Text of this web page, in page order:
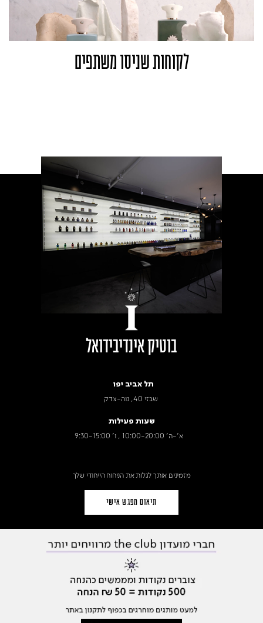
לקוחות שניסו משתפים
בוטיק אינדיבידואל
תל אביב יפו
שבזי 40, נוה-צדק
שעות פעילות
א׳-ה׳ 10:00-20:00 , ו' 9:30-15:00
מזמינים אותך לגלות את הניחוח הייחודי שלך
תיאום מפגש אישי